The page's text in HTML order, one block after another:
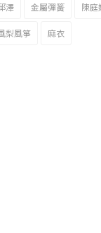
澤 金屬彈簧 陳庭
梨風箏 麻衣